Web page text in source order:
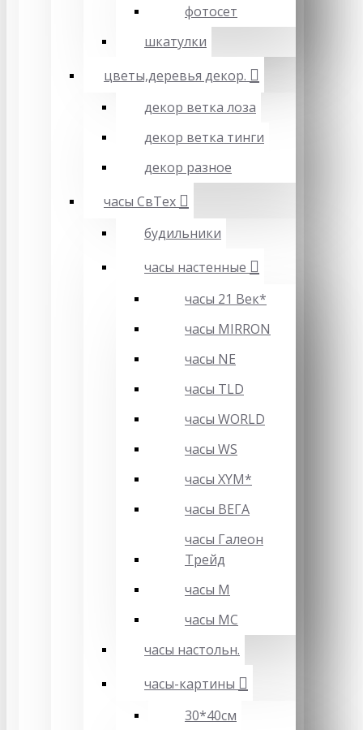
фотосет
шкатулки
цветы,деревья декор.
декор ветка лоза
декор ветка тинги
декор разное
часы СвТех
будильники
часы настенные
часы 21 Век*
часы MIRRON
часы NE
часы TLD
часы WORLD
часы WS
часы XYM*
часы ВЕГА
часы Галеон
Трейд
часы М
часы МС
часы настольн.
часы-картины
30*40см